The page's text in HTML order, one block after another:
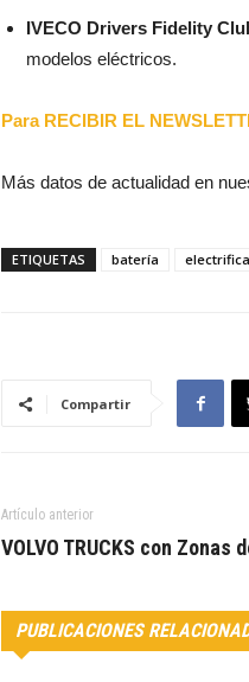
IVECO Drivers Fidelity
modelos eléctricos.
Para RECIBIR EL
Más datos de actualidad en
ETIQUETAS batería
Compartir
Artículo anterior
VOLVO TRUCKS con Zonas
PUBLICACIONES